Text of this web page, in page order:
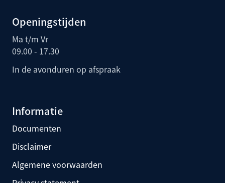
Openingstijden
Ma t/m Vr
09.00 - 17.30
In de avonduren op afspraak
Informatie
Documenten
Disclaimer
Algemene voorwaarden